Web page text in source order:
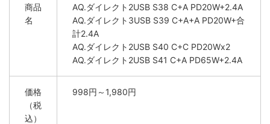
商品
名
AQ.ダイレクト2USB S38 C+A PD20W+2.4A
AQ.ダイレクト3USB S39 C+A+A PD20W+合
計2.4A
AQ.ダイレクト2USB S40 C+C PD20Wx2
AQ.ダイレクト2USB S41 C+A PD65W+2.4A
価格
（税
込）
998円～1,980円